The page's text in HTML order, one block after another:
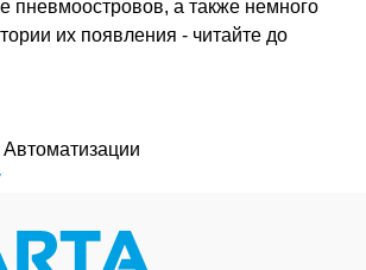
пневмоостровов, а также немного
их появления - читайте до